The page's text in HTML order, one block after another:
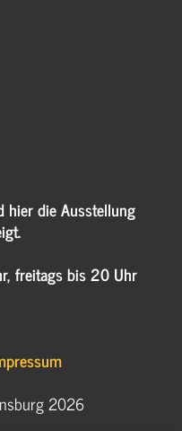
hier die Ausstellung
freitags bis 20 Uhr
2026